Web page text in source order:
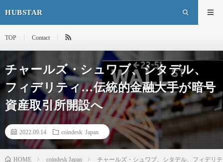
HUBSTAR
TOP Contact
チャールズ・シュワブ、シタデル、
フィデリティ…伝統的金融大手が暗号
資産取引所開設へ
2022.09.14 coindesk Japan
HOME coindesk Japan チャールズ・シュワブ、シタデル、フィデリ